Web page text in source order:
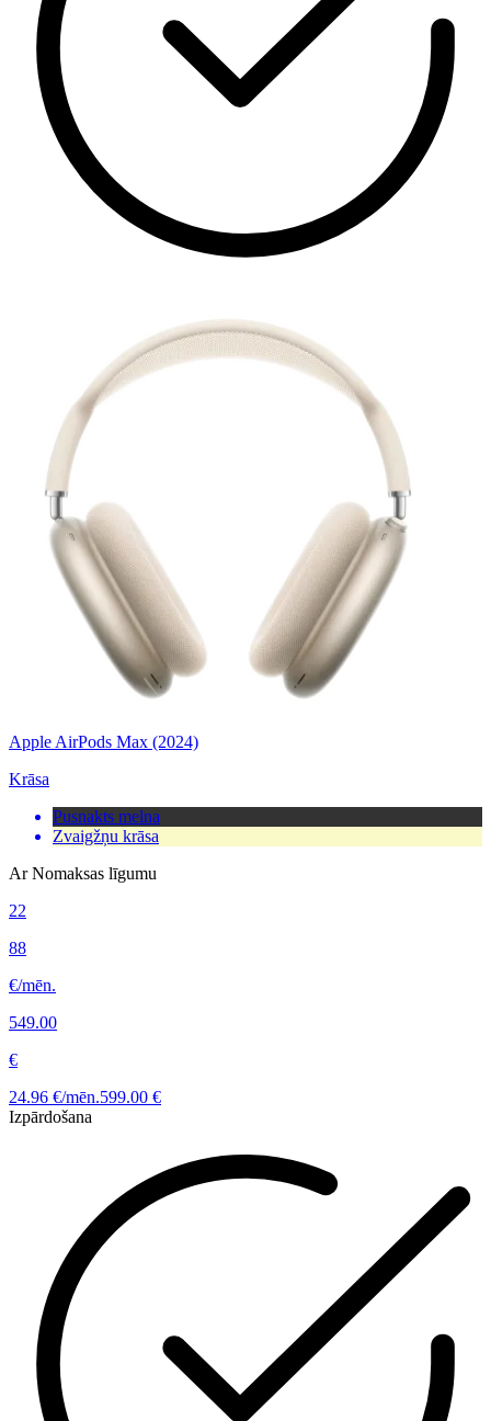
Apple AirPods Max (2024)
Krāsa
Pusnakts melna
Zvaigžņu krāsa
Ar Nomaksas līgumu
22
88
€/mēn.
549.00
€
24.96 €/mēn.599.00 €
Izpārdošana